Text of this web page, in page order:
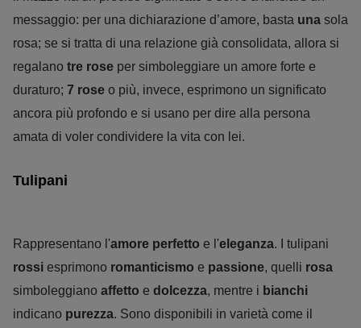
messaggio: per una dichiarazione d’amore, basta una sola
rosa; se si tratta di una relazione già consolidata, allora si
regalano tre rose per simboleggiare un amore forte e
duraturo; 7 rose o più, invece, esprimono un significato
ancora più profondo e si usano per dire alla persona
amata di voler condividere la vita con lei.
Tulipani
Rappresentano l'amore perfetto e l'eleganza. I tulipani
rossi esprimono romanticismo e passione, quelli rosa
simboleggiano affetto e dolcezza, mentre i bianchi
indicano purezza. Sono disponibili in varietà come il